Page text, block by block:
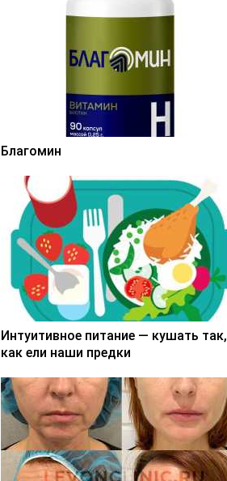
Благомин
Интуитивное питание — кушать так,
как ели наши предки